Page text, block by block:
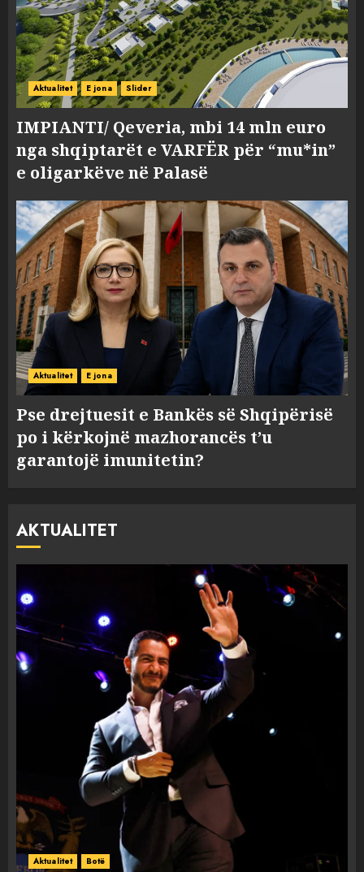
Aktualitet E jona Slider
IMPIANTI/ Qeveria, mbi 14 mln euro
nga shqiptarët e VARFËR për “mu*in”
e oligarkëve në Palasë
Aktualitet E jona
Pse drejtuesit e Bankës së Shqipërisë
po i kërkojnë mazhorancës t’u
garantojë imunitetin?
AKTUALITET
Aktualitet Botë